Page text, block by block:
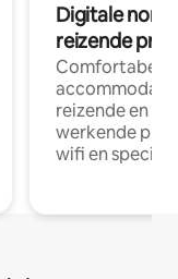
Digitale
reizende
Comfortabele
reizende en
werkende
wifi en